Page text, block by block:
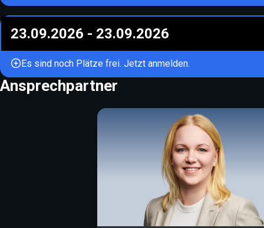
23.09.2026 - 23.09.2026
Es sind noch Plätze frei. Jetzt anmelden.
Ansprechpartner